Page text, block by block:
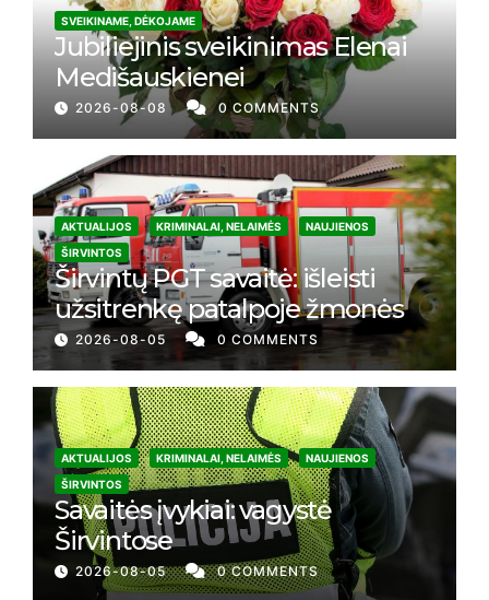
SVEIKINAME, DĖKOJAME
Jubiliejinis sveikinimas Elenai
Medišauskienei
2026-08-08 0 COMMENTS
AKTUALIJOS KRIMINALAI, NELAIMĖS
NAUJIENOS
ŠIRVINTOS
Širvintų PGT savaitė: išleisti
užsitrenkę patalpoje žmonės
2026-08-05 0 COMMENTS
AKTUALIJOS KRIMINALAI, NELAIMĖS
NAUJIENOS
ŠIRVINTOS
Savaitės įvykiai: vagystė
Širvintose
2026-08-05 0 COMMENTS